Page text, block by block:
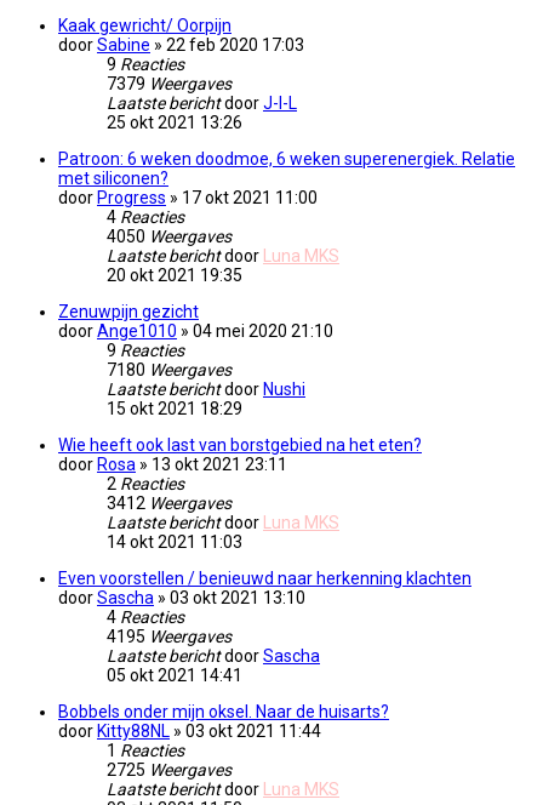
Kaak gewricht/ Oorpijn
doorSabine » 22 feb 2020 17:03
9 Reacties
7379 Weergaves
Laatste berichtdoorJ-I-L
25 okt 2021 13:26
Patroon: 6 weken doodmoe, 6 weken superenergiek. Relatie
met siliconen?
door Progress » 17 okt 2021 11:00
4 Reacties
4050 Weergaves
Laatste berichtdoor
Luna MKS
20 okt 2021 19:35
Zenuwpijn gezicht
doorAnge1010 » 04 mei 2020 21:10
9 Reacties
7180 Weergaves
Laatste berichtdoor Nushi
15 okt 2021 18:29
Wie heeft ook last van borstgebied na het eten?
door Rosa » 13 okt 2021 23:11
2 Reacties
3412 Weergaves
Laatste berichtdoor
Luna MKS
14 okt 2021 11:03
Even voorstellen / benieuwd naar herkenning klachten
doorSascha » 03 okt 2021 13:10
4 Reacties
4195 Weergaves
Laatste berichtdoorSascha
05 okt 2021 14:41
Bobbels onder mijn oksel. Naar de huisarts?
door Kitty88NL » 03 okt 2021 11:44
1 Reacties
2725 Weergaves
Laatste berichtdoor
Luna MKS